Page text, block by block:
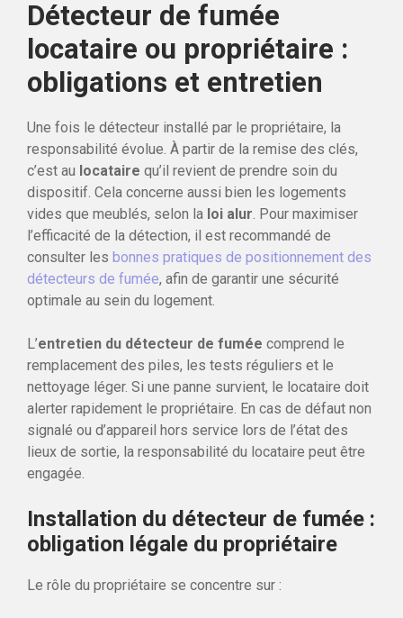
Détecteur de fumée
locataire ou propriétaire :
obligations et entretien
Une fois le détecteur installé par le propriétaire, la
responsabilité évolue. À partir de la remise des clés,
c’est au locataire qu’il revient de prendre soin du
dispositif. Cela concerne aussi bien les logements
vides que meublés, selon la loi alur. Pour maximiser
l’efficacité de la détection, il est recommandé de
consulter les bonnes pratiques de positionnement des
détecteurs de fumée, afin de garantir une sécurité
optimale au sein du logement.
L’entretien du détecteur de fumée comprend le
remplacement des piles, les tests réguliers et le
nettoyage léger. Si une panne survient, le locataire doit
alerter rapidement le propriétaire. En cas de défaut non
signalé ou d’appareil hors service lors de l’état des
lieux de sortie, la responsabilité du locataire peut être
engagée.
Installation du détecteur de fumée :
obligation légale du propriétaire
Le rôle du propriétaire se concentre sur :